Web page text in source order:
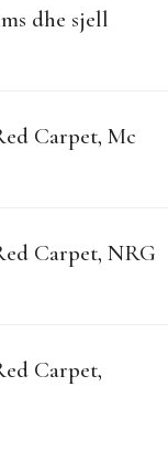
dhe sjell
Carpet, Mc
Carpet, NRG
Carpet,